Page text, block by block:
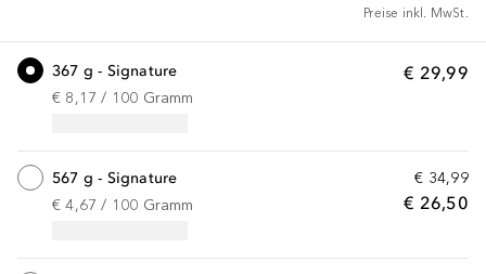
Preise inkl. MwSt.
€ 29,99
367 g - Signature
€ 8,17 / 100 Gramm
€ 34,99
€ 26,50
567 g - Signature
€ 4,67 / 100 Gramm